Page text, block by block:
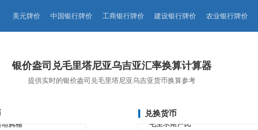
美元牌价 中国银行牌价 工商银行牌价 建设银行牌价 农业银行牌价
银价盎司兑毛里塔尼亚乌吉亚汇率换算计算器
提供实时的银价盎司兑毛里塔尼亚乌吉亚货币换算参考
兑换货币